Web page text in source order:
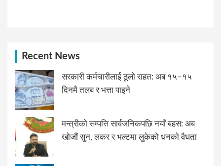
Recent News
सरकारी कर्मचारीलाई ठूलो राहत: अब १५–१५
दिनमै तलब र भत्ता पाइने
मन्त्रीको सम्पत्ति सार्वजनिकपछि नयाँ बहस: अब
खोजौं सुन, लकर र भल्टमा लुकेको धनको वैधता